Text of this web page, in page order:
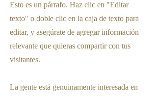
Esto es un párrafo. Haz clic en "Editar
texto" o doble clic en la caja de texto para
editar, y asegúrate de agregar información
relevante que quieras compartir con tus
visitantes.
La gente está genuinamente interesada en